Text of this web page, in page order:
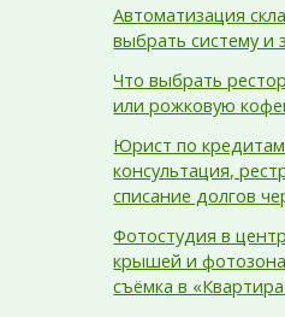
Автоматизация
выбрать систему и
Что выбрать
или рожковую
Юрист по
консультация,
списание долгов
Фотостудия в
крышей и
съёмка в